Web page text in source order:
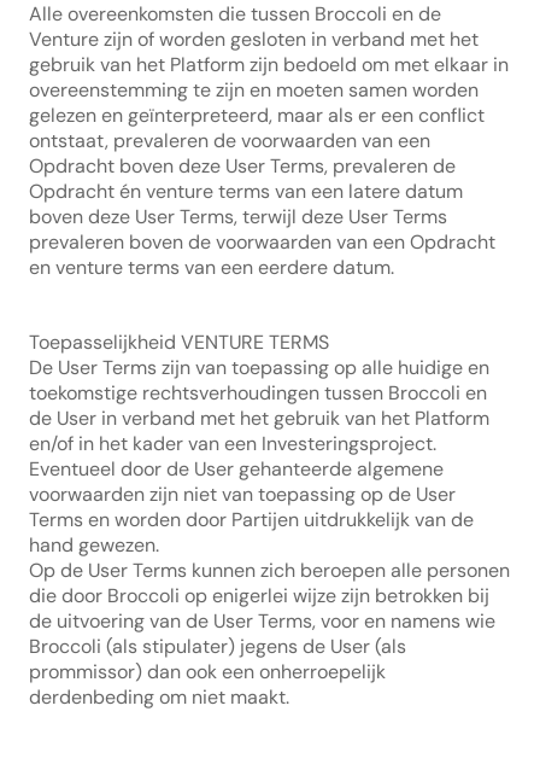
Alle overeenkomsten die tussen Broccoli en de
Venture zijn of worden gesloten in verband met het
gebruik van het Platform zijn bedoeld om met elkaar in
overeenstemming te zijn en moeten samen worden
gelezen en geïnterpreteerd, maar als er een conflict
ontstaat, prevaleren de voorwaarden van een
Opdracht boven deze User Terms, prevaleren de
Opdracht én venture terms van een latere datum
boven deze User Terms, terwijl deze User Terms
prevaleren boven de voorwaarden van een Opdracht
en venture terms van een eerdere datum.
Toepasselijkheid VENTURE TERMS
De User Terms zijn van toepassing op alle huidige en
toekomstige rechtsverhoudingen tussen Broccoli en
de User in verband met het gebruik van het Platform
en/of in het kader van een Investeringsproject.
Eventueel door de User gehanteerde algemene
voorwaarden zijn niet van toepassing op de User
Terms en worden door Partijen uitdrukkelijk van de
hand gewezen.
Op de User Terms kunnen zich beroepen alle personen
die door Broccoli op enigerlei wijze zijn betrokken bij
de uitvoering van de User Terms, voor en namens wie
Broccoli (als stipulater) jegens de User (als
prommissor) dan ook een onherroepelijk
derdenbeding om niet maakt.